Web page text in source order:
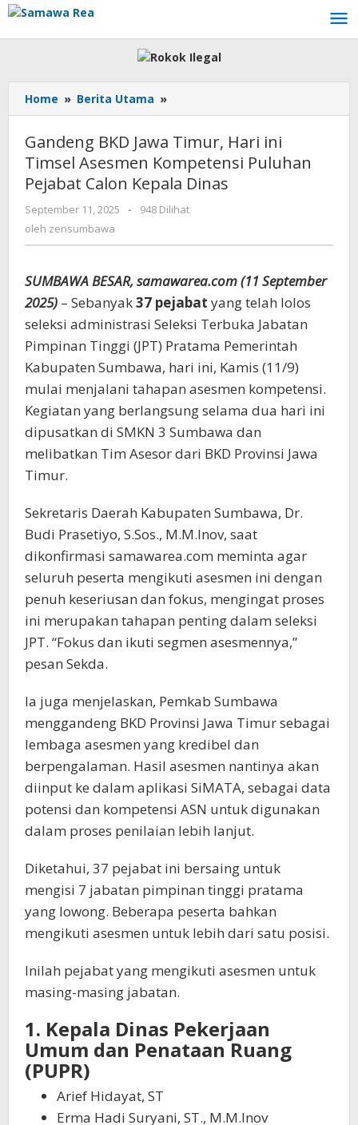
Lewati
konten
Home » Berita Utama »
BKD
Timur,
Hari
ini
Asesmen
Puluhan
Calon
Kepala
Dinas
Gandeng BKD Jawa Timur, Hari ini
Timsel Asesmen Kompetensi Puluhan
Pejabat Calon Kepala Dinas
September 11, 2025
oleh
-
948 Dilihat
oleh zensumbawa
SUMBAWA BESAR, samawarea.com (11 September
2025) – Sebanyak37 pejabat yang telah lolos
seleksi administrasi Seleksi Terbuka Jabatan
Pimpinan Tinggi (JPT) Pratama Pemerintah
Kabupaten Sumbawa, hari ini, Kamis (11/9)
mulai menjalani tahapan asesmen kompetensi.
Kegiatan yang berlangsung selama dua hari ini
dipusatkan di SMKN 3 Sumbawa dan
melibatkan Tim Asesor dari BKD Provinsi Jawa
Timur.
Sekretaris Daerah Kabupaten Sumbawa, Dr.
Budi Prasetiyo, S.Sos., M.M.Inov, saat
dikonfirmasi samawarea.com meminta agar
seluruh peserta mengikuti asesmen ini dengan
penuh keseriusan dan fokus, mengingat proses
ini merupakan tahapan penting dalam seleksi
JPT. “Fokus dan ikuti segmen asesmennya,”
pesan Sekda.
Ia juga menjelaskan, Pemkab Sumbawa
menggandeng BKD Provinsi Jawa Timur sebagai
lembaga asesmen yang kredibel dan
berpengalaman. Hasil asesmen nantinya akan
diinput ke dalam aplikasi SiMATA, sebagai data
potensi dan kompetensi ASN untuk digunakan
dalam proses penilaian lebih lanjut.
Diketahui, 37 pejabat ini bersaing untuk
mengisi 7 jabatan pimpinan tinggi pratama
yang lowong. Beberapa peserta bahkan
mengikuti asesmen untuk lebih dari satu posisi.
Inilah pejabat yang mengikuti asesmen untuk
masing-masing jabatan.
1. Kepala Dinas Pekerjaan
Umum dan Penataan Ruang
(PUPR)
Arief Hidayat, ST
Erma Hadi Suryani, ST., M.M.Inov